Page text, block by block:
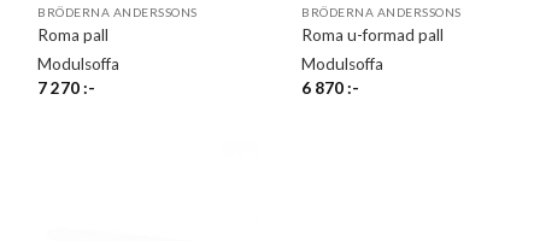
BRÖDERNA ANDERSSONS
Roma pall
Modulsoffa
7 270:-
BRÖDERNA ANDERSSONS
Roma u-formad pall
Modulsoffa
6 870:-